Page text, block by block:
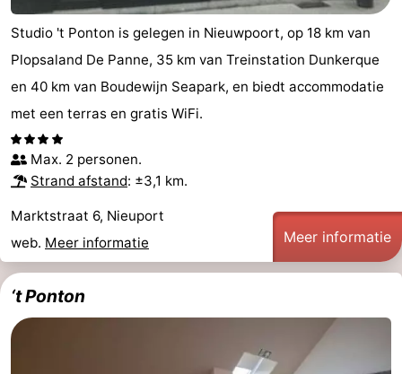
Vlaanderen
-
Brugge
-
Gent
-
Ieper
De
Kust
-
Het
Knokke-
-
Studio 't Ponton is gelegen in Nieuwpoort, op 18 km van
Plopsaland De Panne, 35 km van Treinstation Dunkerque
en 40 km van Boudewijn Seapark, en biedt accommodatie
met een terras en gratis WiFi.
Max. 2 personen.
Strand afstand: ±3,1 km.
Marktstraat 6, Nieuport
web. Meer informatie Meer informatie
‘t Ponton